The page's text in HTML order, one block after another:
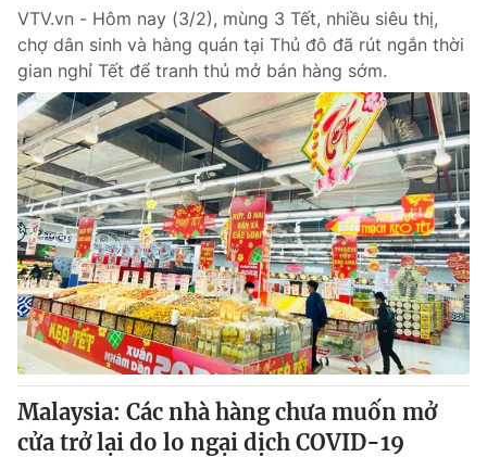
VTV.vn - Hôm nay (3/2), mùng 3 Tết, nhiều siêu thị,
chợ dân sinh và hàng quán tại Thủ đô đã rút ngắn thời
gian nghỉ Tết để tranh thủ mở bán hàng sớm.
Malaysia: Các nhà hàng chưa muốn mở
cửa trở lại do lo ngại dịch COVID-19